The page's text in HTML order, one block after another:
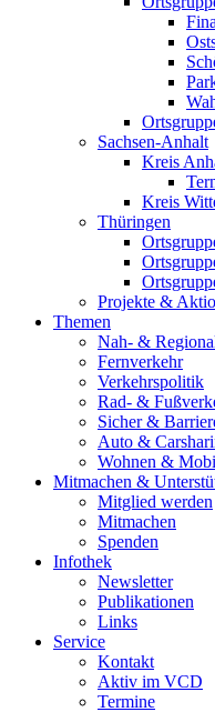
Sachsen-Anhalt
Kreis
Kreis
Thüringen
Projekte &
Themen
Nah- &
Fernverkehr
Verkehrspolitik
Rad- &
Sicher &
Auto &
Wohnen &
Mitmachen &
Mitglied werden
Mitmachen
Spenden
Infothek
Newsletter
Publikationen
Links
Service
Kontakt
Aktiv im VCD
Termine